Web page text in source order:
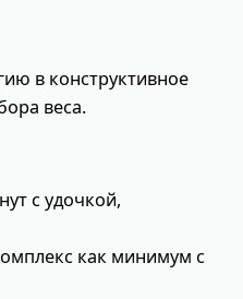
в конструктивное
веса.
с удочкой,
как минимум с